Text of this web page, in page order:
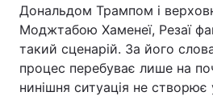
Дональдом Трампом і
Моджтабою Хаменеї, Резаї
такий сценарій. За його
процес перебуває лише на
нинішня ситуація не створює